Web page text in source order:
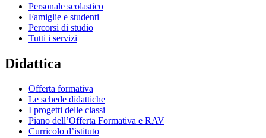
Personale scolastico
Famiglie e studenti
Percorsi di studio
Tutti i servizi
Didattica
Offerta formativa
Le schede didattiche
I progetti delle classi
Piano dell’Offerta Formativa e RAV
Curricolo d’istituto